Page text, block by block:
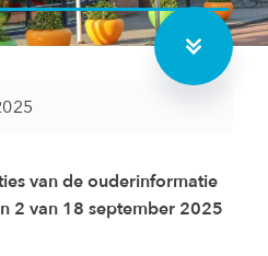
van de ouderinformatie
2 van 18 september 2025